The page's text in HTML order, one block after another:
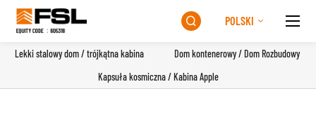
 POLSKI
Lekki stalowy dom / trójkątna kabina
Dom kontenerowy / Dom Rozbudowy
Kapsuła kosmiczna / Kabina Apple